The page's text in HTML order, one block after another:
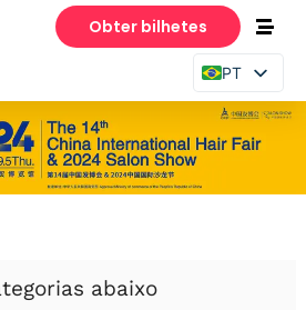
Obter bilhetes
PT
EN
ES
abaixo